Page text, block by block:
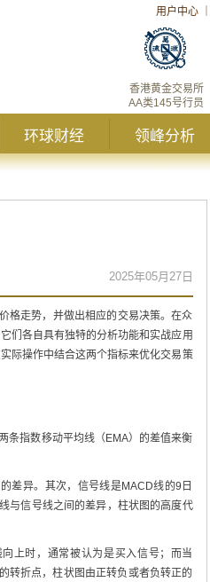
用户中心
香港黄金交易所
AA类145号行员
环球财经 领峰分析
2025年05月27日
格走势，并做出相应的交易决策。在众
们各自具有独特的分析功能和实战应用
际操作中结合这两个指标来优化交易策
条指数移动平均线（EMA）的差值来衡
差异。其次，信号线是MACD线的9日
与信号线之间的差异，柱状图的高度代
上时，通常被认为是买入信号；而当
转折点，柱状图由正转负或者负转正的